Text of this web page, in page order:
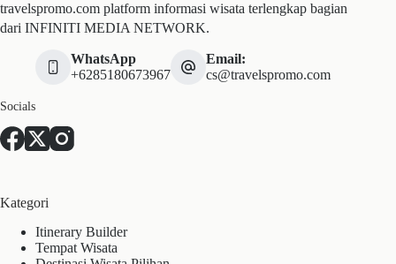
travelspromo.com platform informasi wisata terlengkap bagian
dari INFINITI MEDIA NETWORK.
WhatsApp
+6285180673967
Email:
cs@travelspromo.com
Socials
Kategori
Itinerary Builder
Tempat Wisata